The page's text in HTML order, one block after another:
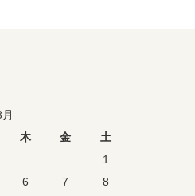
木 金
土
1
6 7
8